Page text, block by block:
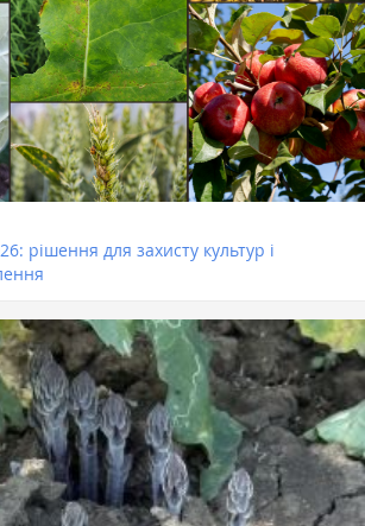
рішення для захисту культур і